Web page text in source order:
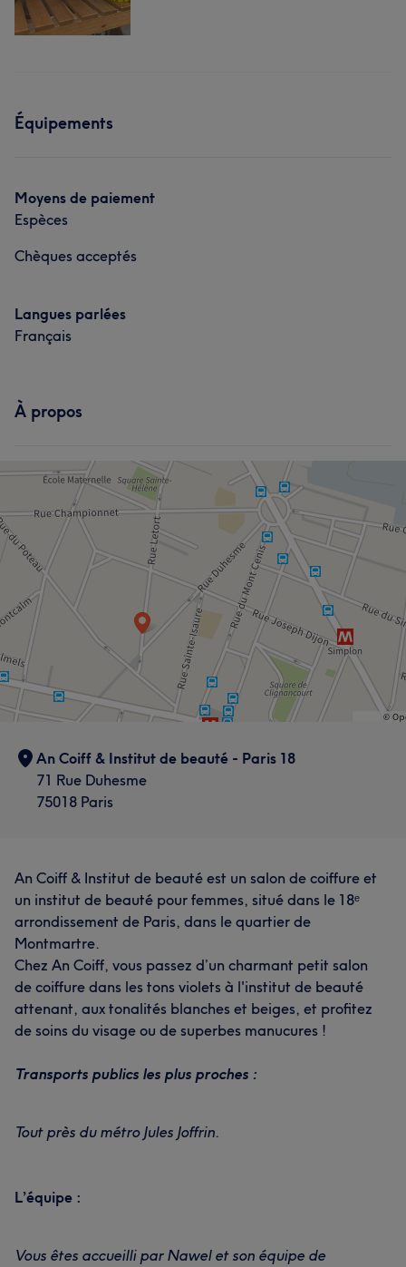
Équipements
Moyens de paiement
Espèces
Chèques acceptés
Langues parlées
Français
À propos
An Coiff & Institut de beauté - Paris 18
71 Rue Duhesme
75018 Paris
An Coiff & Institut de beauté est un salon de coiffure et
un institut de beauté pour femmes, situé dans le 18ᵉ
arrondissement de Paris, dans le quartier de
Montmartre.
Chez An Coiff, vous passez d’un charmant petit salon
de coiffure dans les tons violets à l'institut de beauté
attenant, aux tonalités blanches et beiges, et profitez
de soins du visage ou de superbes manucures !
Transports publics les plus proches :
Tout près du métro Jules Joffrin.
L’équipe :
Vous êtes accueilli par Nawel et son équipe de